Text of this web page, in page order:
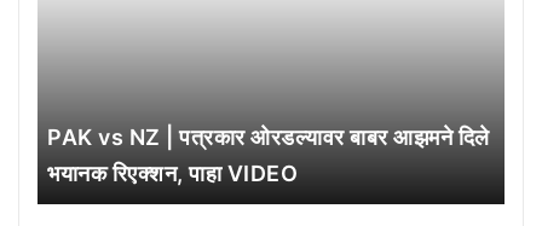
PAK vs NZ | पत्रकार ओरडल्यावर बाबर आझमने दिले
भयानक रिएक्शन, पाहा VIDEO